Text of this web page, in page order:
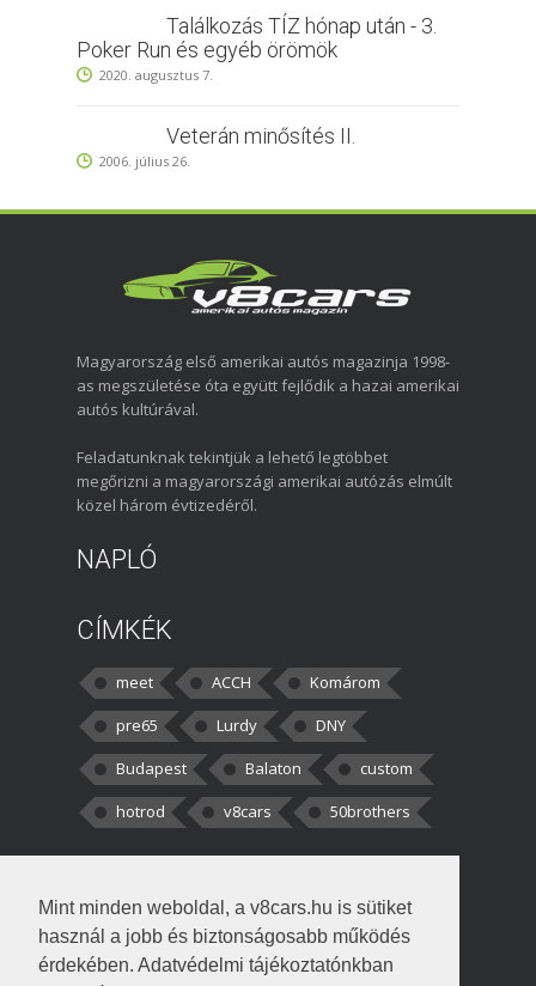
Mint minden weboldal, a v8cars.hu is sütiket
használ a jobb és biztonságosabb működés
érdekében. Adatvédelmi tájékoztatónkban
Találkozás TÍZ hónap után - 3.
Poker Run és egyéb örömök
2020. augusztus 7.
Veterán minősítés II.
2006. július 26.
Magyarország első amerikai autós magazinja 1998-
as megszületése óta együtt fejlődik a hazai amerikai
autós kultúrával.
Feladatunknak tekintjük a lehető legtöbbet
megőrizni a magyarországi amerikai autózás elmúlt
közel három évtizedéről.
NAPLÓ
CÍMKÉK
meet ACCH
Komárom
pre65
Lurdy
DNY
Budapest
Balaton
custom
hotrod
v8cars 50brothers
kortisz:Elszúrtam! Én csak két
darabbaal számoltam. Nem tudtam, hogy fél autót,